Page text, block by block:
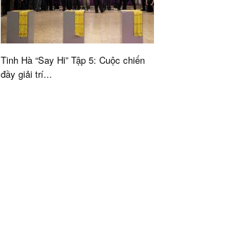
Tinh Hà “Say Hi” Tập 5: Cuộc chiến
đầy giải trí...